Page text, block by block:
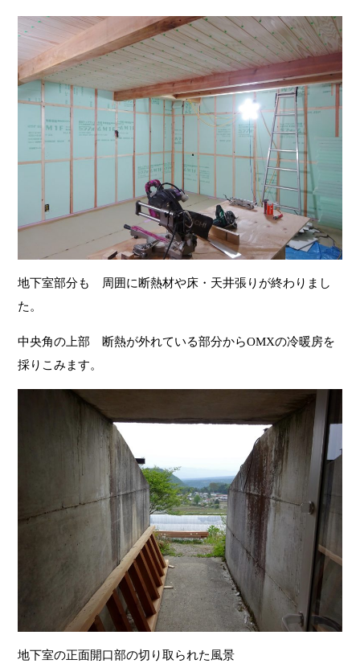
地下室部分も 周囲に断熱材や床・天井張りが終わりまし
た。
中央角の上部 断熱が外れている部分からOMXの冷暖房を
採りこみます。
地下室の正面開口部の切り取られた風景